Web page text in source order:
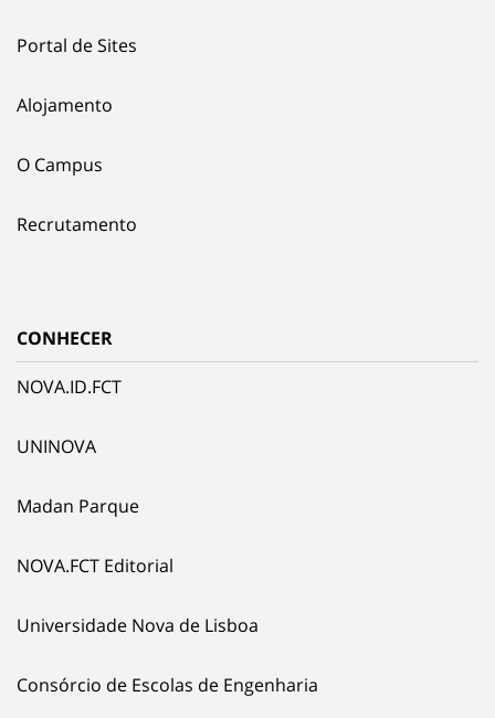
Portal de Sites
Alojamento
O Campus
Recrutamento
CONHECER
NOVA.ID.FCT
UNINOVA
Madan Parque
NOVA.FCT Editorial
Universidade Nova de Lisboa
Consórcio de Escolas de Engenharia